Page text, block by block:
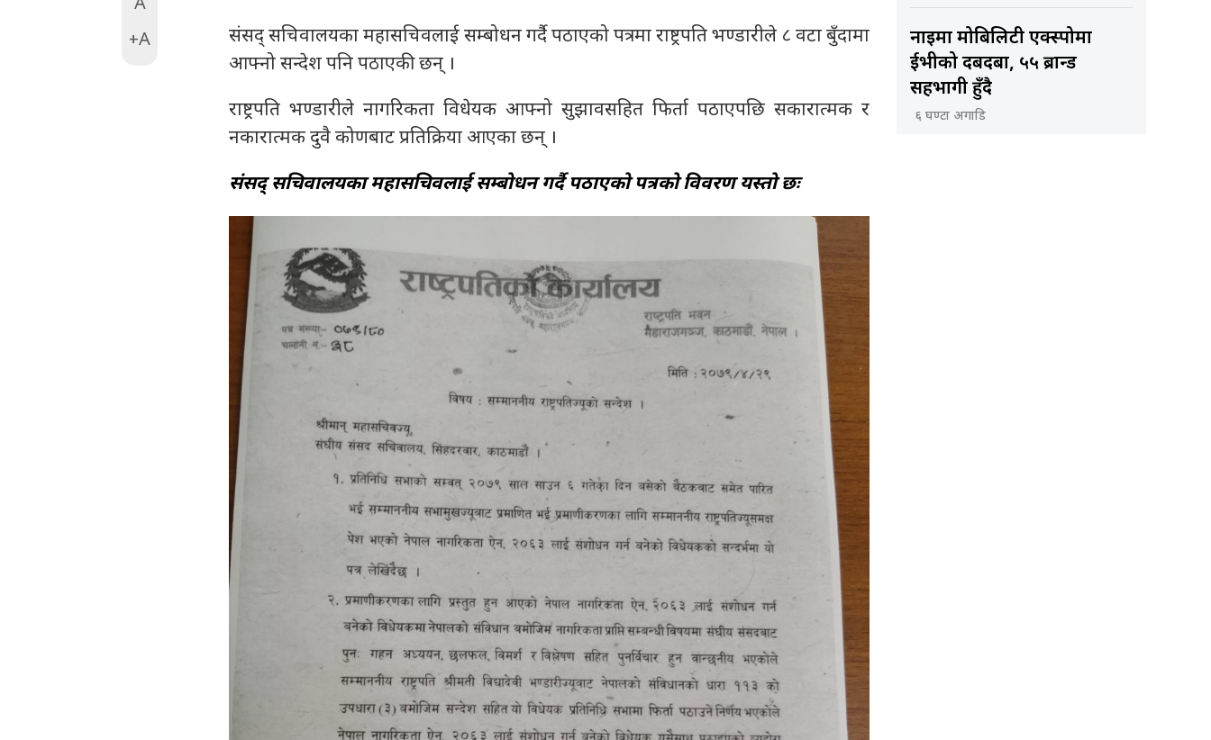
+A
संसद् सचिवालयका महासचिवलाई सम्बोधन गर्दै पठाएको पत्रमा राष्ट्रपति भण्डारीले ८ वटा बुँदामा
आफ्नो सन्देश पनि पठाएकी छन् ।
राष्ट्रपति भण्डारीले नागरिकता विधेयक आफ्नो सुझावसहित फिर्ता पठाएपछि सकारात्मक र
नकारात्मक दुवै कोणबाट प्रतिक्रिया आएका छन् ।
संसद् सचिवालयका महासचिवलाई सम्बोधन गर्दै पठाएको पत्रको विवरण यस्तो छः
नाइमा मोबिलिटी एक्स्पोमा
ईभीको दबदबा, ५५ ब्रान्ड
सहभागी हुँदै
६ घण्टा अगाडि